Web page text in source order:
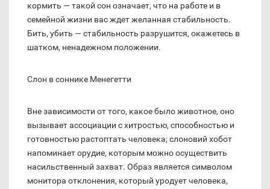
кормить — такой сон означает, что на работе и в
семейной жизни вас ждет желанная стабильность.
Бить, убить — стабильность разрушится, окажетесь в
шатком, ненадежном положении.
Слон в соннике Менегетти
Вне зависимости от того, какое было животное, оно
вызывает ассоциации с хитростью, способностью и
готовностью растоптать человека; слоновий хобот
напоминает орудие, которым можно осуществить
насильственный захват. Образ является символом
монитора отклонения, который уродует человека,